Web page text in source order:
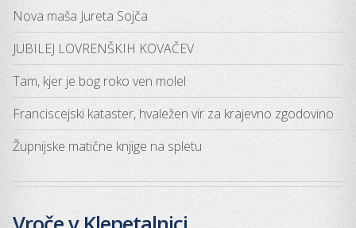
Nova maša Jureta Sojča
JUBILEJ LOVRENŠKIH KOVAČEV
Tam, kjer je bog roko ven molel
Franciscejski kataster, hvaležen vir za krajevno zgodovino
Župnijske matične knjige na spletu